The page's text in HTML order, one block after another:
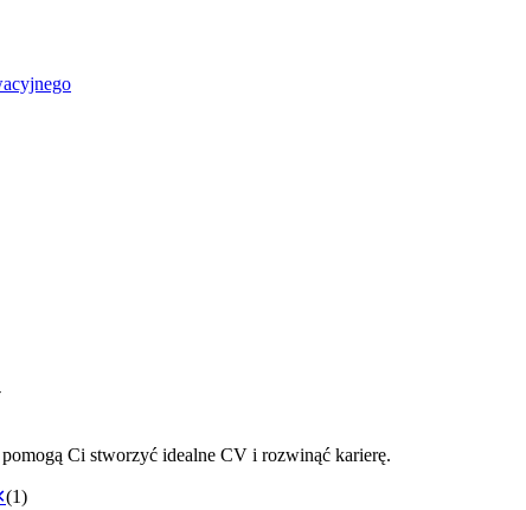
Ci stworzyć idealne CV i rozwinąć karierę.
(1)